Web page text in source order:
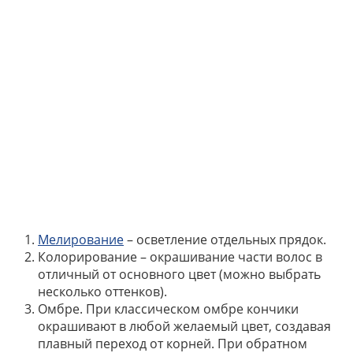
Мелирование– осветление отдельных прядок.
Колорирование – окрашивание части волос в
отличный от основного цвет (можно выбрать
несколько оттенков).
Омбре. При классическом омбре кончики
окрашивают в любой желаемый цвет, создавая
плавный переход от корней. При обратном